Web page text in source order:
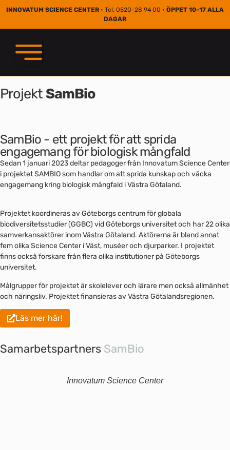
INNOVATUM SCIENCE CENTER • Tel. 0520-28 94 00 • ÖPPET 10-17 ALLA
DAGAR
Projekt SamBio
SamBio - ett projekt för att sprida
engagemang för biologisk mångfald
Sedan 1 januari 2023 deltar pedagoger från Innovatum Science Center
i projektet SAMBIO som handlar om att sprida kunskap och väcka
engagemang kring biologisk mångfald i Västra Götaland.
Projektet koordineras av Göteborgs centrum för globala
biodiversitetsstudier (GGBC) vid Göteborgs universitet och har 22 olika
samverkansaktörer inom Västra Götaland. Aktörerna är bland annat
fem olika Science Center i Väst, muséer och djurparker. I projektet
finns också forskare från flera olika institutioner på Göteborgs
universitet.
Målgrupper för projektet är skolelever och lärare men också allmänhet
och näringsliv. Projektet finansieras av Västra Götalandsregionen.
Läs mer här!
Samarbetspartners SamBio
Innovatum Science Center